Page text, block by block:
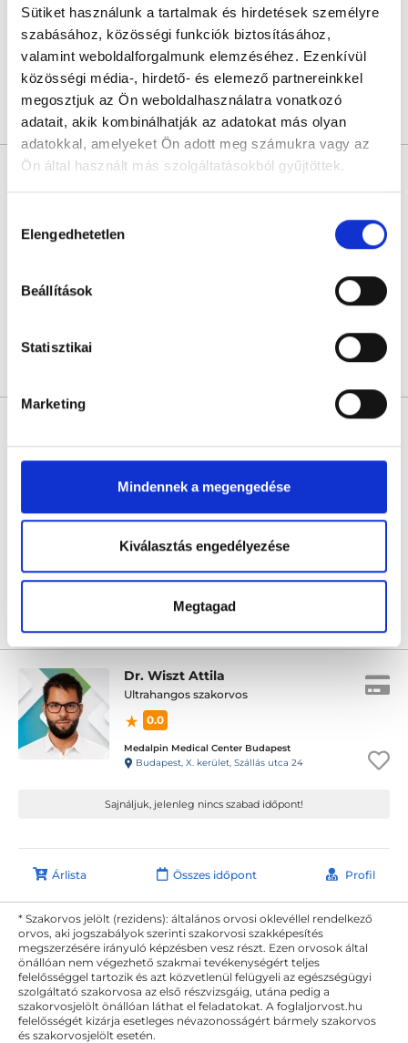
Sütiket használunk a tartalmak és hirdetések személyre
szabásához, közösségi funkciók biztosításához,
valamint weboldalforgalmunk elemzéséhez. Ezenkívül
közösségi média-, hirdető- és elemező partnereinkkel
megosztjuk az Ön weboldalhasználatra vonatkozó
adatait, akik kombinálhatják az adatokat más olyan
adatokkal, amelyeket Ön adott meg számukra vagy az
Ön által használt más szolgáltatásokból gyűjtöttek.
szabályzat:https://foglaljorvost.hu/info/foglaljorvost-
kiválasztása
Elengedhetetlen
Beállítások
Statisztikai
Marketing
Mindennek a megengedése
Kiválasztás engedélyezése
Megtagad
Következő időpont: augusztus 19.
Árlista Összes időpont Profil
Dr. Péli Rita
Ultrahangos szakorvos
Live Medic Szakorvosi Centrum
For Life Medical Center
Következő időpont:szeptember 01.
Dr. Wiszt Attila
Ultrahangos szakorvos
0.0
Medalpin Medical Center Budapest
Budapest, X. kerület, Szállás utca 24
Sajnáljuk, jelenleg nincs szabad időpont!
Árlista Összes időpont Profil
* Szakorvos jelölt (rezidens): általános orvosi oklevéllel rendelkező
orvos, aki jogszabályok szerinti szakorvosi szakképesítés
megszerzésére irányuló képzésben vesz részt. Ezen orvosok által
önállóan nem végezhető szakmai tevékenységért teljes
felelősséggel tartozik és azt közvetlenül felügyeli az egészségügyi
szolgáltató szakorvosa az első részvizsgáig, utána pedig a
szakorvosjelölt önállóan láthat el feladatokat. A foglaljorvost.hu
felelősségét kizárja esetleges névazonosságért bármely szakorvos
és szakorvosjelölt esetén.